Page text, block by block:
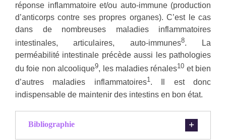
réponse inflammatoire et/ou auto-immune (production
d’anticorps contre ses propres organes). C’est le cas
dans de nombreuses maladies inflammatoires
intestinales, articulaires, auto-immunes8. La
perméabilité intestinale précède aussi les pathologies
du foie non alcoolique9, les maladies rénales10 et bien
d’autres maladies inflammatoires1. Il est donc
indispensable de maintenir des intestins en bon état.
Bibliographie